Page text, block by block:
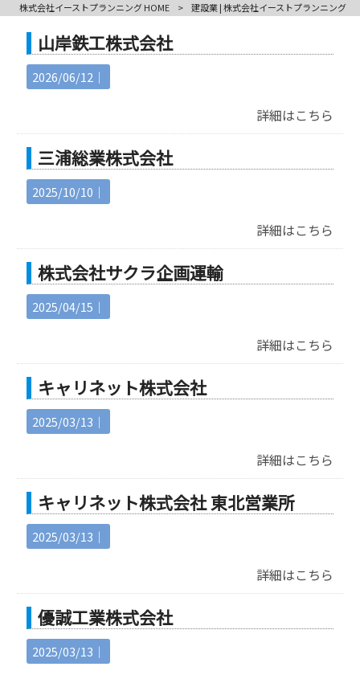
株式会社イーストプランニング HOME > 建設業 | 株式会社イーストプランニング
山岸鉄工株式会社
2026/06/12｜
詳細はこちら
三浦総業株式会社
2025/10/10｜
詳細はこちら
株式会社サクラ企画運輸
2025/04/15｜
詳細はこちら
キャリネット株式会社
2025/03/13｜
詳細はこちら
キャリネット株式会社 東北営業所
2025/03/13｜
詳細はこちら
優誠工業株式会社
2025/03/13｜